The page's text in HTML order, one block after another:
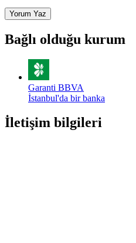
Yorum Yaz
Bağlı olduğu kurum
Garanti BBVA
İstanbul'da bir banka
İletişim bilgileri